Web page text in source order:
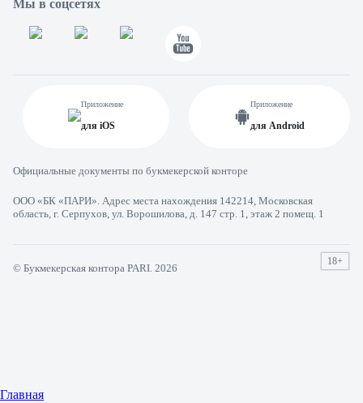
Мы в соцсетях
Приложение
для iOS
Приложение
для Android
Официальные документы по букмекерской конторе
ООО «БК «ПАРИ». Адрес места нахождения 142214, Московская
область, г. Серпухов, ул. Ворошилова, д. 147 стр. 1, этаж 2 помещ. 1
© Букмекерская контора PARI. 2026
18+
Главная